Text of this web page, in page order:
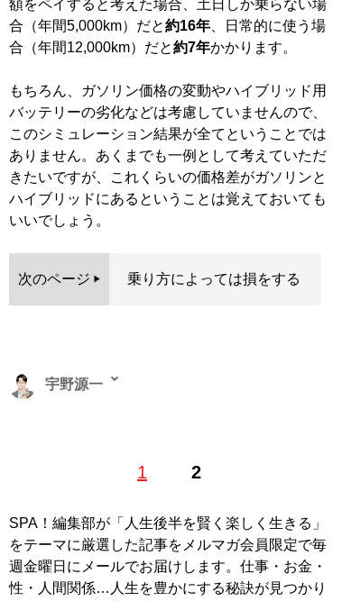
額をペイすると考えた場合、土日しか乗らない場
合（年間5,000km）だと約16年 、日常的に使う場
合（年間12,000km）だと約7年かかります。
もちろん、ガソリン価格の変動やハイブリッド用
バッテリーの劣化などは考慮していませんので、
このシミュレーション結果が全てということでは
ありません。あくまでも一例として考えていただ
きたいですが、これくらいの価格差がガソリンと
ハイブリッドにあるということは覚えておいても
いいでしょう。
次のページ 乗り方によっては損をする
1 2
宇野源一
車ディーラーに就職。その後、金融業界の業務・教育支
ファイナンシャル・プランニング技能士、AFP資格を取
得。X（旧Twitter）： @gengen801
記事一覧へ
SPA！編集部が「人生後半を賢く楽しく生きる」
をテーマに厳選した記事をメルマガ会員限定で毎
週金曜日にメールでお届けします。仕事・お金・
性・人間関係…人生を豊かにする秘訣が見つかり